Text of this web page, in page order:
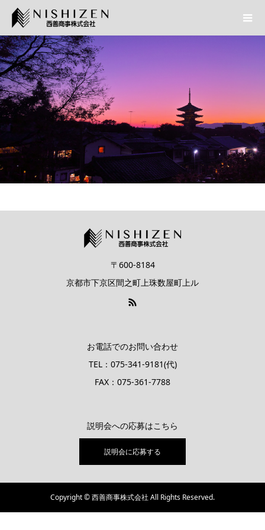
〒600-8184
京都市下京区間之町上珠数屋町上ル
お電話でのお問い合わせ
TEL：075-341-9181(代)
FAX：075-361-7788
説明会への応募はこちら
説明会に応募する
Copyright © 西善商事株式会社 All Rights Reserved.